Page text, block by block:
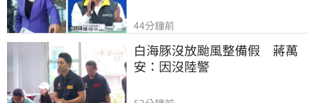
44分鐘前
白海豚沒放颱風整備假　蔣萬
安：因沒陸警